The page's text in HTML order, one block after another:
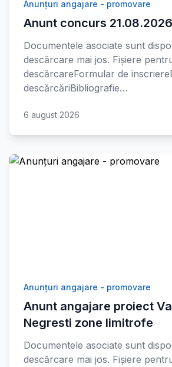
Anunțuri angajare - promovare
Anunt concurs 21.08.2026
Documentele asociate sunt
descărcare mai jos. Fișiere
descărcareFormular de
descărcăriBibliografie…
6 august 2026
Anunțuri angajare - promovare
Anunt angajare proiect
Negresti zone limitrofe
Documentele asociate sunt
descărcare mai jos. Fișiere